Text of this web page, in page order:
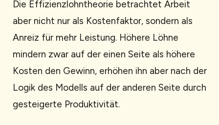
Die Effizienzlohntheorie betrachtet Arbeit
aber nicht nur als Kostenfaktor, sondern als
Anreiz für mehr Leistung. Höhere Löhne
mindern zwar auf der einen Seite als höhere
Kosten den Gewinn, erhöhen ihn aber nach der
Logik des Modells auf der anderen Seite durch
gesteigerte Produktivität.